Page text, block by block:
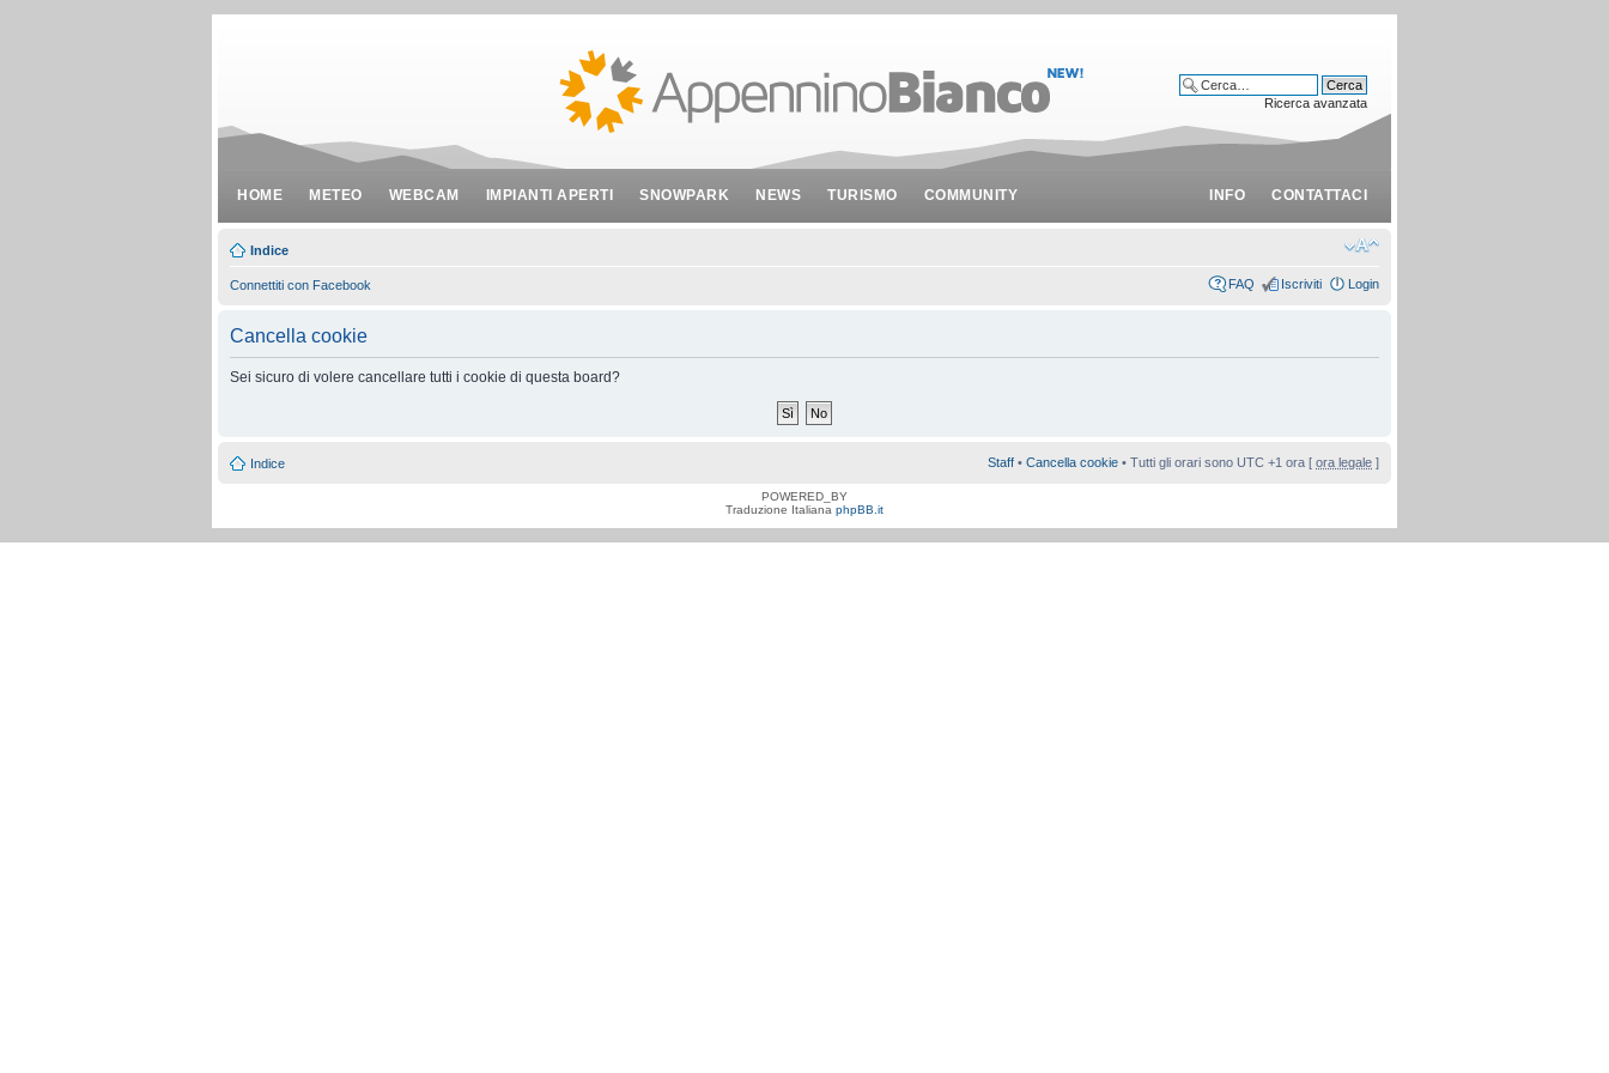
HOME METEO WEBCAM IMPIANTI APERTI SNOWPARK NEWS TURISMO COMMUNITY INFO CONTATTACI
Ricerca avanzata
Indice
Connettiti con Facebook FAQ Iscriviti Login
Cancella cookie
Sei sicuro di volere cancellare tutti i cookie di questa board?
Indice Staff • Cancella cookie • Tutti gli orari sono UTC +1 ora [ ora legale ]
POWERED_BY
Traduzione Italiana phpBB.it